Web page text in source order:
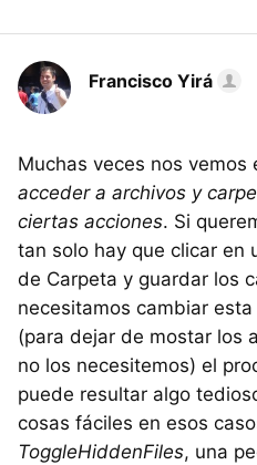
Francisco Yirá
Muchas veces nos vemos
acceder a archivos y
ciertas acciones. Si
tan solo hay que clicar en
de Carpeta y guardar los
necesitamos cambiar
(para dejar de mostar los
no los necesitemos) el
puede resultar algo
cosas fáciles en esos
ToggleHiddenFiles, una